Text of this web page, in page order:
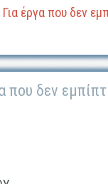
έργα που δεν
που δεν